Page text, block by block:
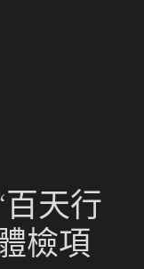
天行
檢項